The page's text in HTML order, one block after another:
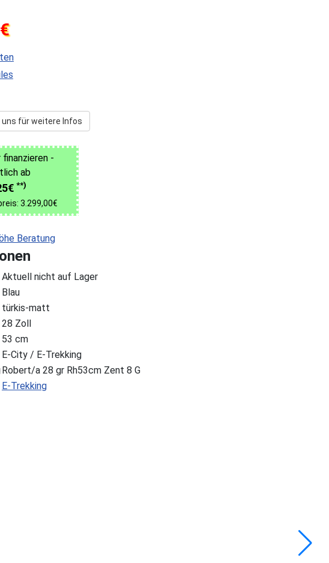
uns für weitere Infos
-
ab
**)
3.299,00€
Aktuell nicht auf Lager
Blau
türkis-matt
28 Zoll
53 cm
E-City / E-Trekking
Robert/a 28 gr Rh53cm Zent 8 G
E-Trekking